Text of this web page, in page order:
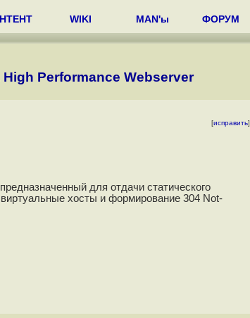
WIKI MAN'ы ФОРУМ
High Performance Webserver
[исправить]
для отдачи статического
хосты и формирование 304 Not-